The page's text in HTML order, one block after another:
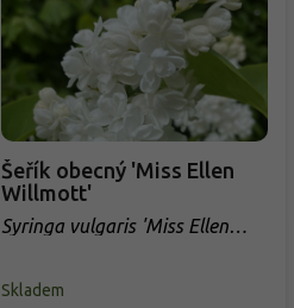
Šeřík obecný 'Miss Ellen
Willmott'
Syringa vulgaris 'Miss Ellen
Skladem